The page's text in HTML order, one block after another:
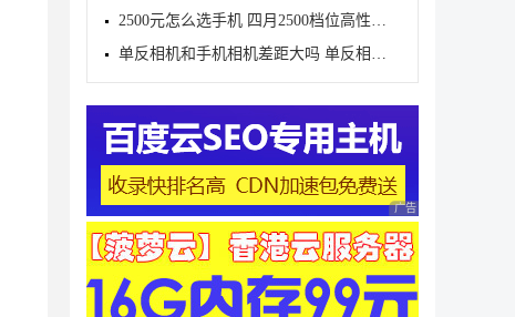
2500元怎么选手机 四月2500档位高性能手机推荐
单反相机和手机相机差距大吗 单反相机和手机的五大区
广告 商业广告，理性